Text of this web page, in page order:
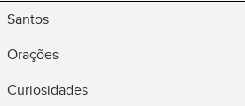
Santos
Orações
Curiosidades